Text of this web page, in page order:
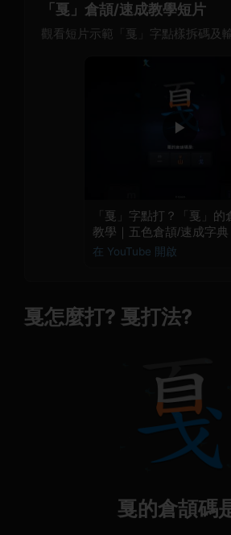
「戛」倉頡/速成教學短片
觀看短片示範「戛」字點樣拆碼及輸
▶
「戛」字點打？「戛」的
教學｜五色倉頡/速成字典
在 YouTube 開啟
戛怎麼打? 戛打法?
戛的倉頡碼